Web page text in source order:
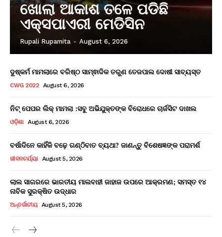
ଖୋଲା ଆକାଶ ତଳେ ପଡିଛି
ଏକ୍ସପାଏରୀ ମେଡିସିନ
Rupali Rupamita - August 6, 2026
ଦୁଷ୍କର୍ମ ମାମଲାରେ ବରିଷ୍ଠ ସାମ୍ଵାଦିକ ତରୁଣ ତେଜପାଲ ଦୋଷୀ ସାବ୍ୟସ୍ତ
CWG 2022 August 6, 2026
ନିଟ୍ ପେପର ଲିକ୍ ମାମଲା :ସବୁ ଅଭିଯୁକ୍ତଙ୍କ ବିରୋଧରେ ଚାର୍ଜସିଟ ଦାଖଲ
ଓଡ଼ିଶା August 6, 2026
ବର୍ଷାଦିନେ କାହିଁକି ବଢ଼େ ଗଣ୍ଠିବାତ ବ୍ୟଥା? ଜାଣନ୍ତୁ ବିଶେଷଜ୍ଞଙ୍କ ପରାମର୍ଶ
ଜୀବନଚର୍ଯ୍ୟା August 5, 2026
ଲାଲ ସାଗରରେ ଭାରତୀୟ ମାଲବାହୀ ଜାହାଜ ଉପରେ ଆକ୍ରମଣ; ସମସ୍ତ ୧୪
ନାବିକ ସୁରକ୍ଷିତ ଉଦ୍ଧାର
ଅନ୍ତର୍ଜାତୀୟ August 5, 2026